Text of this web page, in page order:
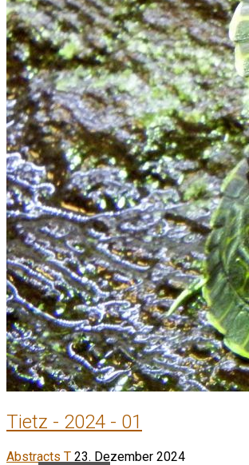
Tietz - 2024 - 01
Abstracts T 23. Dezember 2024